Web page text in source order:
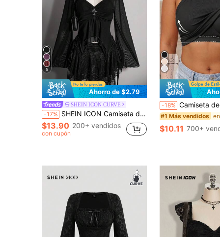
5
Ahorro de $2.79
SHEIN ICON CURVE
-17% SHEIN ICON Camiseta de malla negra para mujer talla grande, estilo retro sexy millennial Y2K, estilo gótico oscuro, manga acampanada, bajo asimétrico, decoración de cruz de metal plateado
$13.90 200+ vendidos
con cupón
-18% Camiseta de tirantes finos de talla grande con sujetador incorporado, camisola informal de espalda
#1 Más vendidos
$10.11 700+